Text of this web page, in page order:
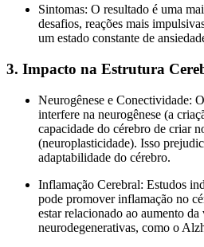
Sintomas: O resultado é uma
desafios, reações mais
um estado constante de
3. Impacto na Estrutura
Neurogênese e Conectividade:
interfere na neurogênese (a
capacidade do cérebro de criar
(neuroplasticidade). Isso
adaptabilidade do cérebro.
Inflamação Cerebral: Estudos
pode promover inflamação no
estar relacionado ao aumento
neurodegenerativas, como o